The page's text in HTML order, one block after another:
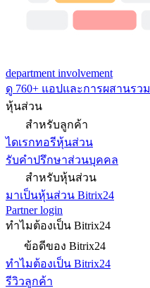
department involvement
ดู 760+ แอปและการผสานรวม
หุ้นส่วน
สำหรับลูกค้า
ไดเรกทอรีหุ้นส่วน
รับคำปรึกษาส่วนบุคคล
สำหรับหุ้นส่วน
มาเป็นหุ้นส่วน Bitrix24
Partner login
ทำไมต้องเป็น Bitrix24
ข้อดีของ Bitrix24
ทำไมต้องเป็น Bitrix24
รีวิวลูกค้า